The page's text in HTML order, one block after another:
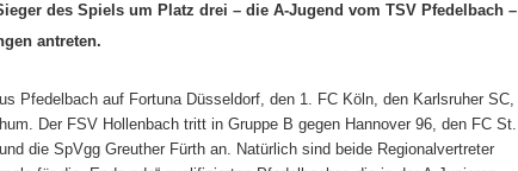
des Spiels um Platz drei – die A-Jugend vom TSV Pfedelbach –
antreten.
Pfedelbach auf Fortuna Düsseldorf, den 1. FC Köln, den Karlsruher SC,
Der FSV Hollenbach tritt in Gruppe B gegen Hannover 96, den FC St.
die SpVgg Greuther Fürth an. Natürlich sind beide Regionalvertreter